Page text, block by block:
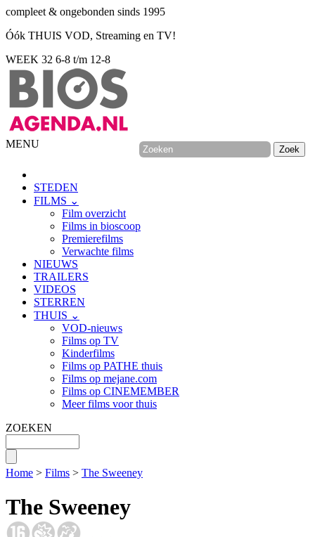
compleet & ongebonden sinds 1995
Óók THUIS VOD, Streaming en TV!
WEEK 32 6-8 t/m 12-8
MENU
STEDEN
FILMS ⌄
Film overzicht
Films in bioscoop
Premierefilms
Verwachte films
NIEUWS
TRAILERS
VIDEOS
STERREN
THUIS ⌄
VOD-nieuws
Films op TV
Kinderfilms
Films op PATHE thuis
Films op mejane.com
Films op CINEMEMBER
Meer films voor thuis
ZOEKEN
Home > Films > The Sweeney
The Sweeney